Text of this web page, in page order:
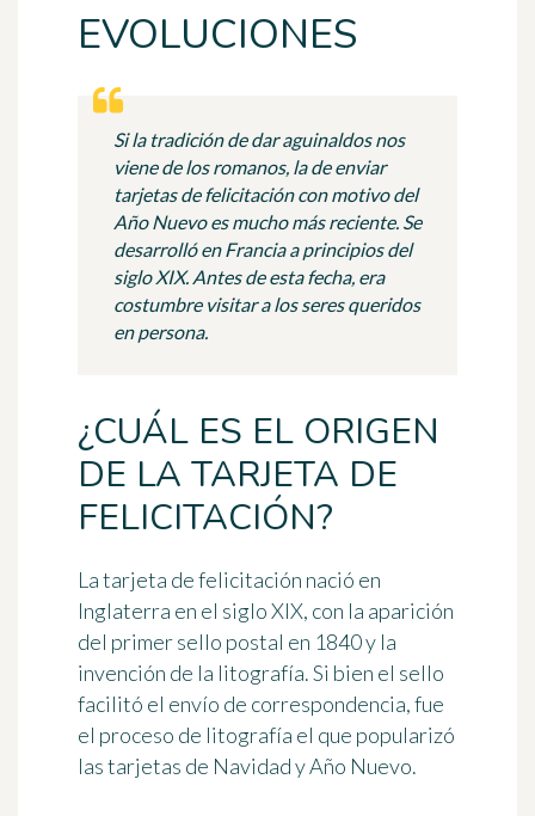
EVOLUCIONES
Si la tradición de dar aguinaldos nos
viene de los romanos, la de enviar
tarjetas de felicitación con motivo del
Año Nuevo es mucho más reciente. Se
desarrolló en Francia a principios del
siglo XIX. Antes de esta fecha, era
costumbre visitar a los seres queridos
en persona.
¿CUÁL ES EL ORIGEN
DE LA TARJETA DE
FELICITACIÓN?
Latarjeta de felicitación nació en
Inglaterra en el siglo XIX, con la aparición
del primer sello postal en 1840 y la
invención de la litografía. Si bien el sello
facilitó el envío de correspondencia, fue
el proceso de litografía el que popularizó
las tarjetas de Navidad y Año Nuevo.